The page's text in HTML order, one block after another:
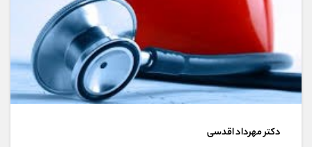
دکتر مهرداد اقدسی